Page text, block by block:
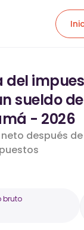
sueldo de
- 2026
después
bruto